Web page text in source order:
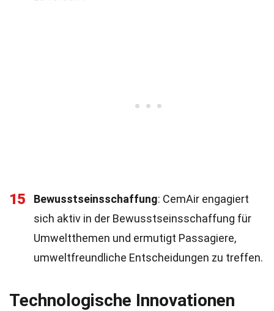
15 Bewusstseinsschaffung: CemAir engagiert
sich aktiv in der Bewusstseinsschaffung für
Umweltthemen und ermutigt Passagiere,
umweltfreundliche Entscheidungen zu treffen.
Technologische Innovationen